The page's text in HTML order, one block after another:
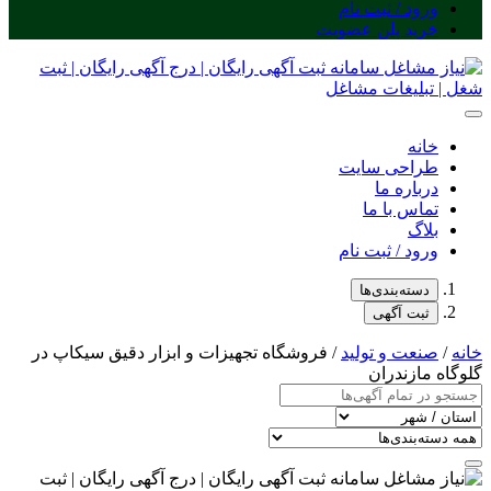
ورود / ثبت نام
خرید پلن عضویت
خانه
طراحی سایت
درباره ما
تماس با ما
بلاگ
ورود / ثبت نام
دسته‌بندی‌ها
ثبت آگهی
خانه/ صنعت و تولید/ فروشگاه تجهیزات و ابزار دقیق سیکاپ در
گلوگاه مازندران